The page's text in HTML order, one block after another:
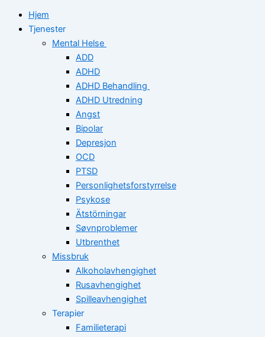
Hjem
Tjenester
Mental Helse
ADD
ADHD
ADHD Behandling
ADHD Utredning
Angst
Bipolar
Depresjon
OCD
PTSD
Personlighetsforstyrrelse
Psykose
Ätstörningar
Søvnproblemer
Utbrenthet
Missbruk
Alkoholavhengighet
Rusavhengighet
Spilleavhengighet
Terapier
Familieterapi